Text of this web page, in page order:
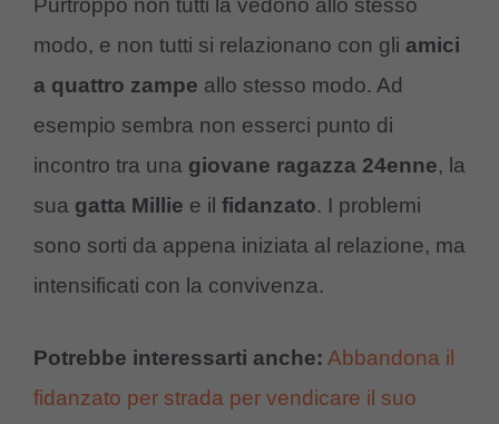
Purtroppo non tutti la vedono allo stesso
modo, e non tutti si relazionano con gli amici
a quattro zampe allo stesso modo. Ad
esempio sembra non esserci punto di
incontro tra una giovane ragazza 24enne, la
sua gatta Millie e il fidanzato. I problemi
sono sorti da appena iniziata al relazione, ma
intensificati con la convivenza.
Potrebbe interessarti anche: Abbandona il
fidanzato per strada per vendicare il suo